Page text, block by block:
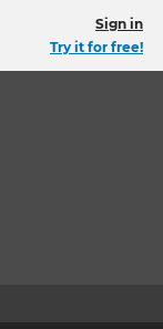
Sign in
Try it for free!